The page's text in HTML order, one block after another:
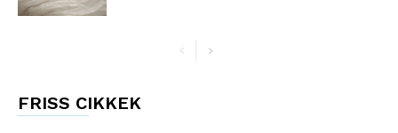
FRISS CIKKEK